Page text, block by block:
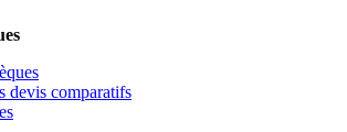
devis comparatifs